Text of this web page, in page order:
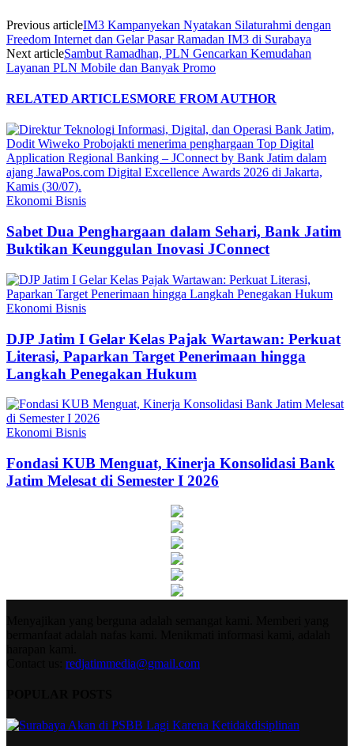
Previous articleIM3 Kampanyekan Nyatakan Silaturahmi dengan
Freedom Internet dan Gelar Pasar Ramadan IM3 di Surabaya
Next articleSambut Ramadhan, PLN Gencarkan Kemudahan
Layanan PLN Mobile dan Banyak Promo
RELATED ARTICLESMORE FROM AUTHOR
Ekonomi Bisnis
Sabet Dua Penghargaan dalam Sehari, Bank Jatim
Buktikan Keunggulan Inovasi JConnect
Ekonomi Bisnis
DJP Jatim I Gelar Kelas Pajak Wartawan: Perkuat
Literasi, Paparkan Target Penerimaan hingga
Langkah Penegakan Hukum
Ekonomi Bisnis
Fondasi KUB Menguat, Kinerja Konsolidasi Bank
Jatim Melesat di Semester I 2026
redjatimmedia@gmail.com